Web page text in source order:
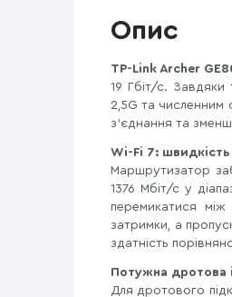
Опис
TP-Link Archer
19 Гбіт/с.
2,5G та численним
з'єднання та
Wi-Fi 7: швидкість
Маршрутизатор
1376 Мбіт/с у
перемикатися
затримки, а
здатність
Потужна дротова
Для дротового